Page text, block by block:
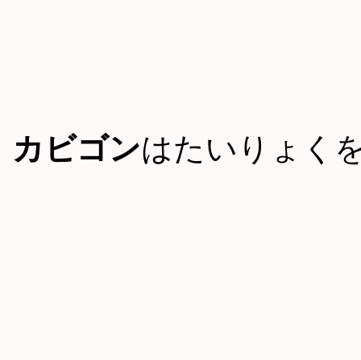
カビゴンはたいりょく